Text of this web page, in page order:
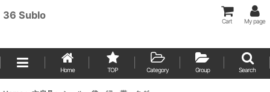
36 Sublo
Cart My page
Home TOP Category Group Search